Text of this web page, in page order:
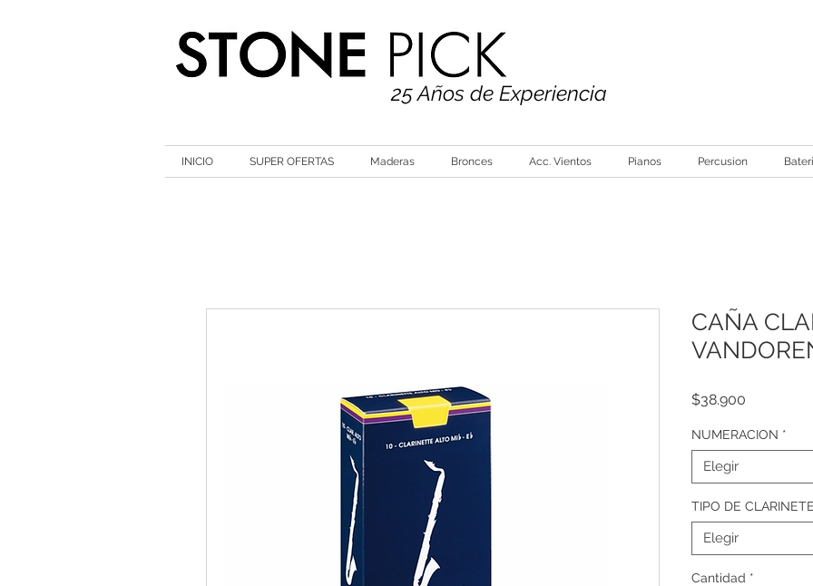
25 Años de Experiencia
INICIO SUPER OFERTAS Maderas Bronces Acc. Vientos Pianos Percusion
CAÑA
$38.900
NUMERACION *
Elegir
TIPO DE CLARINETE
Elegir
Cantidad *